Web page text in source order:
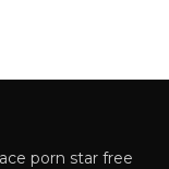
porn star free